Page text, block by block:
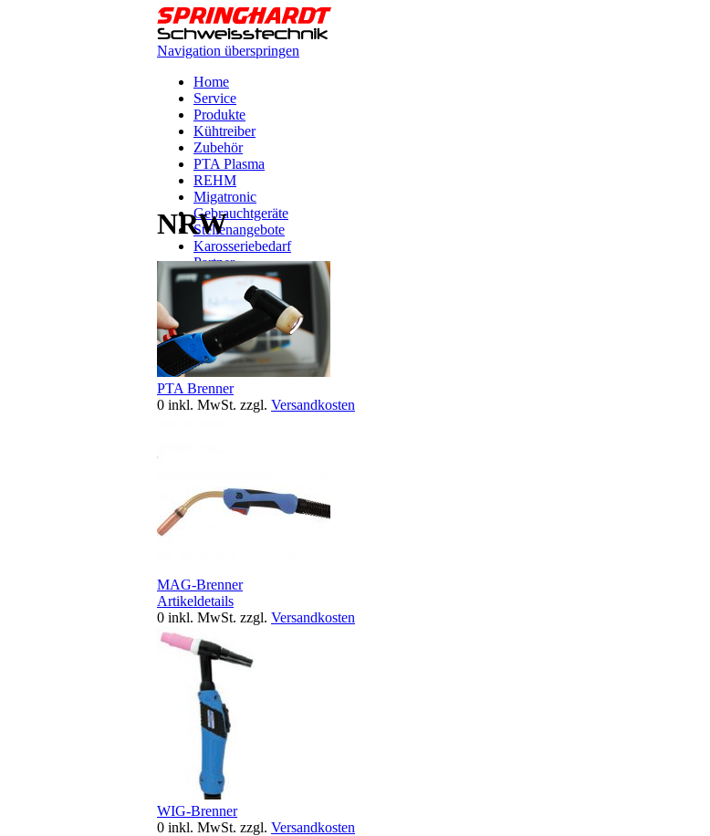
Navigation überspringen
Home
Service
Produkte
Kühtreiber
Zubehör
PTA Plasma
REHM
Migatronic
Gebrauchtgeräte
Stellenangebote
Karosseriebedarf
Partner
Videos
Anfahrt
Kontakt
NRW
PTA Brenner
0 inkl. MwSt. zzgl. Versandkosten
MAG-Brenner
Artikeldetails
0 inkl. MwSt. zzgl. Versandkosten
WIG-Brenner
0 inkl. MwSt. zzgl. Versandkosten